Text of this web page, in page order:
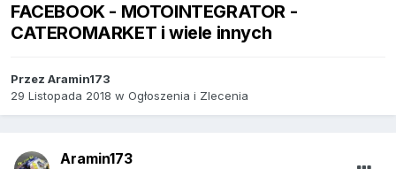
FACEBOOK - MOTOINTEGRATOR -
CATEROMARKET i wiele innych
Przez Aramin173
29 Listopada 2018 w Ogłoszenia i Zlecenia
Aramin173